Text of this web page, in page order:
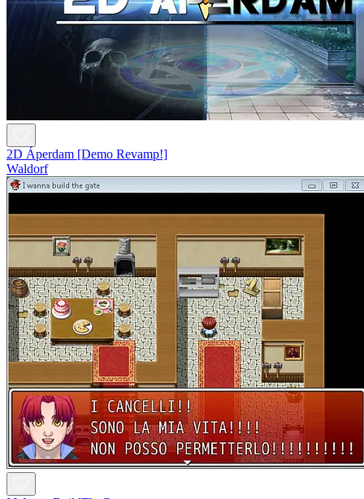
2D Áperdam [Demo Revamp!]
Waldorf